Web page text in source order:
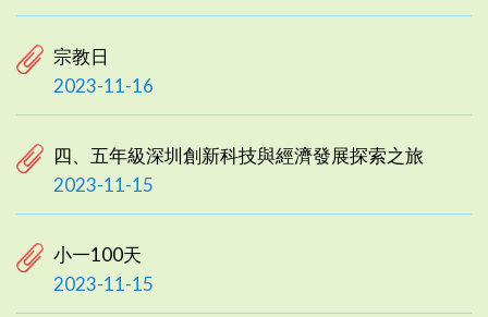
宗教日
2023-11-16
四、五年級深圳創新科技與經濟發展探索之旅
2023-11-15
小一100天
2023-11-15